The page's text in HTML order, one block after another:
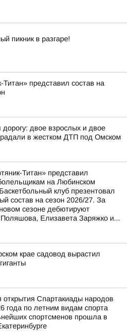
пикник в разгаре!
представил состав на
дорогу: двое взрослых и двое
в жестком ДТП под Омском
Титан» представил
на Любинском
клуб презентовал
состав на сезон 2026/27. За
сезоне дебютируют
Поляшова, Елизавета Заряжко и...
крае садовод вырастил
открытия Спартакиады народов
года по летним видам спорта
спортсменов прошла в